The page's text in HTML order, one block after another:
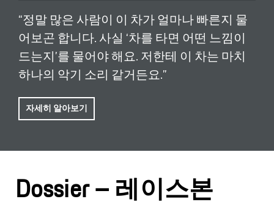
“정말 많은 사람이 이 차가 얼마나 빠른지 물
어보곤 합니다. 사실 ‘차를 타면 어떤 느낌이
드는지’를 물어야 해요. 저한테 이 차는 마치
하나의 악기 소리 같거든요.”
자세히 알아보기
Dossier – 레이스본